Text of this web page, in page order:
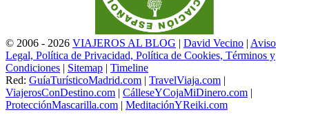
© 2006 - 2026 VIAJEROS AL BLOG | David Vecino | Aviso
Legal, Política de Privacidad, Política de Cookies, Términos y
Condiciones | Sitemap | Timeline
Red: GuíaTurísticoMadrid.com | TravelViaja.com |
ViajerosConDestino.com | CálleseYCojaMiDinero.com |
ProtecciónMascarilla.com | MeditaciónYReiki.com